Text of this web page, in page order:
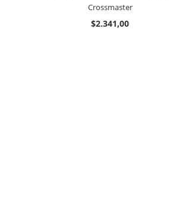
Crossmaster
$2.341,00